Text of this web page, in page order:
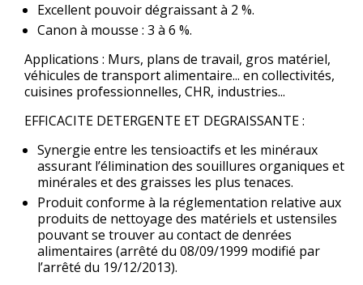
Excellent pouvoir dégraissant à 2 %.
Canon à mousse : 3 à 6 %.
Applications : Murs, plans de travail, gros matériel,
véhicules de transport alimentaire... en collectivités,
cuisines professionnelles, CHR, industries...
EFFICACITE DETERGENTE ET DEGRAISSANTE :
Synergie entre les tensioactifs et les minéraux
assurant l’élimination des souillures organiques et
minérales et des graisses les plus tenaces.
Produit conforme à la réglementation relative aux
produits de nettoyage des matériels et ustensiles
pouvant se trouver au contact de denrées
alimentaires (arrêté du 08/09/1999 modifié par
l’arrêté du 19/12/2013).